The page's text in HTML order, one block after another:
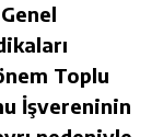
Toplu
İşvereninin